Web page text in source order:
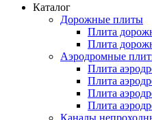
Каталог
Дорожные плиты
Плита
Плита
Аэродромные
Плита
Плита
Плита
Плита
Каналы